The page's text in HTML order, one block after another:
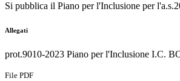
Si pubblica il Piano per l'Inclusione per
Allegati
prot.9010-2023 Piano per l'Inclusione I.C.
File PDF